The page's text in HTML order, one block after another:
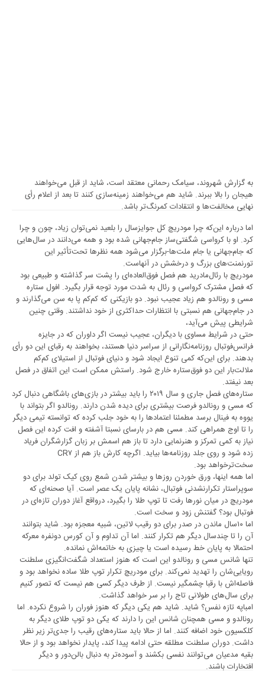
به گزارش شهروند، سیامک رحمانی معتقد است، شاید از قبل می‌خواهند
هیجان را بالا ببرند. شاید هم ‏می‌خواهند زمینه‌سازی کنند تا بعد از اعلام رأی
نهایی مخالفت‌ها و انتقادات کمرنگ‌تر باشد. ‏
اما درباره این‌که چرا مودریچ کل جوایز‌سال را بلعید نمی‌توان زیاد، چون و چرا
کرد. او با ‏کرواسی شگفتی‌ساز جام‌جهانی شده بود و همه می‌دانند در سال‌هایی
که جام‌جهانی یا جام ‏ملت‌ها-برگزار می‌شود همه نظر‌ها تحت‌تأثیر این
تورنمنت‌های بزرگ و درخشش در آنهاست. ‏
مودریچ با رئال‌مادرید هم فصل فوق‌العاده‌ای را پشت سر گذاشته و طبیعی بود
که فصل ‏مشترک کرواسی و رئال به شدت مورد توجه قرار بگیرد. افول ستاره
مسی و رونالدو هم ‏زیاد عجیب نبود. دو بازیکنی که کم‌کم پا به سن می‌گذارند و
در جام‌جهانی هم نسبتی با ‏انتظارات حداکثری از خود نداشتند. وقتی چنین
شرایطی پیش می‌آید،
حتی در شرایط مساوی ‏با دیگران، عجیب نیست اگر داوران که در جایزه
فرانس‌فوتبال روزنامه‌نگارانی از سراسر ‏دنیا هستند، بخواهند به رقبای این دو رأی
بدهند. برای این‌که کمی تنوع ایجاد شود و دنیای ‏فوتبال از استیلای کم‌کم
ملالت‌بار این دو فوق‌ستاره خارج شود. راستش ممکن است این اتفاق ‏در فصل
بعد نیفتد.
ستاره‌های فصل جاری و سال ٢٠١٩ را باید بیشتر در بازی‌های ‏باشگاهی دنبال کرد
که مسی و رونالدو فرصت بیشتری برای دیده شدن دارند. رونالدو اگر ‏بتواند با
یووه به فینال برسد مطمئنا اعتماد‌ها را به خود جلب کرده که توانسته تیمی دیگر
را تا ‏اوج همراهی کند. مسی هم در بارسای نسبتا آشفته و افت کرده این فصل
نیاز به کمی تمرکز ‏و هنرنمایی دارد تا باز هم اسمش بر زبان گزارشگران فریاد
سخت‌ترخواهد بود. ‏
اما همه اینها، ورق خوردن روز‌ها و بیشتر شدن شمع روی کیک تولد برای دو
سوپراستار ‏تکرارنشدنی فوتبال، نشانه پایان یک عصر است. آیا صحنه‌ای که
مودریچ در میان نور‌ها ‏رفت تا توپ طلا را بگیرد، درواقع آغاز دوران تازه‌ای در
فوتبال بود؟ گفتنش زود و سخت ‏است.
اما ١٠سال ماندن در صدر برای دو رقیب لاتین، شبیه معجزه بود. شاید بتوانند
آن را تا ‏چند‌سال دیگر هم تکرار کنند. اما آن تداوم و آن کورس دونفره معرکه
احتمالا به پایان خط ‏رسیده است یا چیزی به خاتمه‌اش نمانده.
تنها شانس مسی و رونالدو این است که هنوز استعداد ‏شگفت‌انگیزی سلطنت
رویایی‌شان را تهدید نمی‌کند. برای مودریچ تکرار توپ طلا ساده ‏نخواهد بود و
فاصله‌اش با رقبا چشمگیر نیست. از طرف دیگر کسی هم نیست که تصور کنیم
‏برای سال‌های طولانی تاج را بر سر خواهد گذاشت.
امباپه تازه نفس؟ شاید. شاید هم یکی ‏دیگر که هنوز فوران را شروع نکرده. اما
رونالدو و مسی همچنان شانس این را دارند که ‏یکی دو توپ طلای دیگر به
کلکسیون خود اضافه کنند. اما از حالا باید ستاره‌های رقیب را ‏جدی‌تر زیر نظر
داشت. دوران سلطنت مطلقه حتی ادامه پیدا کند، پایدار نخواهد بود و از حالا
‏بقیه مدعیان می‌توانند نفسی بکشند و آسوده‌تر به دنبال بالن‌دور و دیگر
افتخارات باشند. ‏